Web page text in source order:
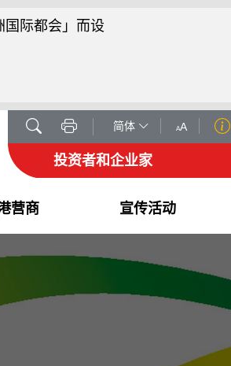
国际都会」而设
简体 AA
投资者和企业家
营商 宣传活动